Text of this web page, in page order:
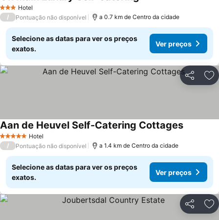
3 EstrelasHotel
/ Pontuação não disponível a 0.7 km de Centro da cidade
Selecione as datas para ver os preços
exatos.
Ver preços
Partilhar
5 Estrelas Hotel
Aan de Heuvel Self-Catering Cottages
/ Pontuação não disponível a 1.4 km de Centro da cidade
Selecione as datas para ver os preços
exatos.
Ver preços
Partilhar